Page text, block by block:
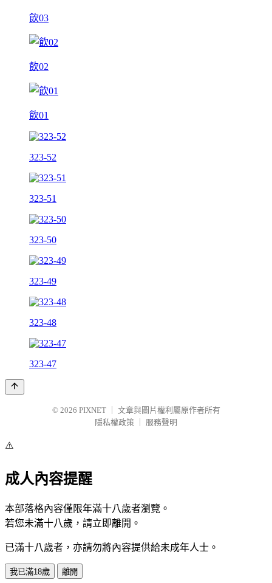
飲03
飲02
飲01
323-52
323-51
323-50
323-49
323-48
323-47
© 2026 PIXNET
文章與圖片權利屬原作者所有
隱私權政策
服務聲明
⚠️
成人內容提醒
本部落格內容僅限年滿十八歲者瀏覽。
若您未滿十八歲，請立即離開。
已滿十八歲者，亦請勿將內容提供給未成年人士。
我已滿18歲 離開